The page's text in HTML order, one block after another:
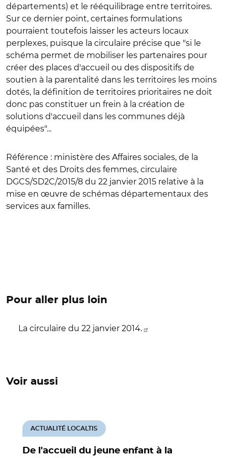
départements) et le rééquilibrage entre territoires.
Sur ce dernier point, certaines formulations
pourraient toutefois laisser les acteurs locaux
perplexes, puisque la circulaire précise que "si le
schéma permet de mobiliser les partenaires pour
créer des places d'accueil ou des dispositifs de
soutien à la parentalité dans les territoires les moins
dotés, la définition de territoires prioritaires ne doit
donc pas constituer un frein à la création de
solutions d'accueil dans les communes déjà
équipées"...
Référence : ministère des Affaires sociales, de la
Santé et des Droits des femmes, circulaire
DGCS/SD2C/2015/8 du 22 janvier 2015 relative à la
mise en œuvre de schémas départementaux des
services aux familles.
Pour aller plus loin
La circulaire du 22 janvier 2014.
Voir aussi
De l'accueil du jeune enfant à la
ACTUALITÉ LOCALTIS